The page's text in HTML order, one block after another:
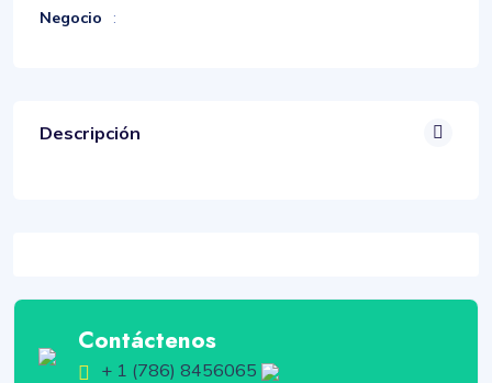
Negocio :
Descripción
Contáctenos
+ 1 (786) 8456065